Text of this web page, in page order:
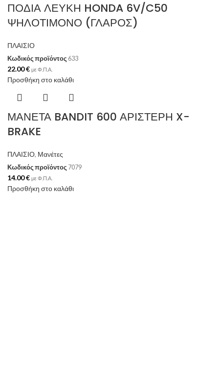
ΠΟΔΙΑ ΛΕΥΚΗ HONDA 6V/C50
ΨΗΛΟΤΙΜΟΝΟ (ΓΛΑΡΟΣ)
ΠΛΑΙΣΙΟ
Κωδικός προϊόντος 633
22.00€ με Φ.Π.Α.
Προσθήκη στο καλάθι
ΜΑΝΕΤΑ BANDIT 600 ΑΡΙΣΤΕΡΗ X-
BRAKE
ΠΛΑΙΣΙΟ, Μανέτες
Κωδικός προϊόντος 7079
14.00€ με Φ.Π.Α.
Προσθήκη στο καλάθι